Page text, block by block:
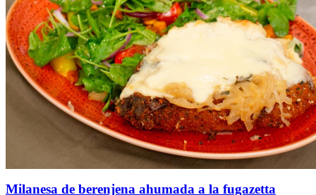
Milanesa de berenjena ahumada a la fugazetta